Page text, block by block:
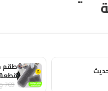
769